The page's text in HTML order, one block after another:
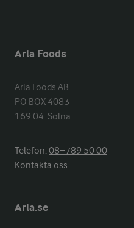
Arla Foods
Arla Foods AB
PO BOX 4083
169 04  Solna
Telefon:08−789 50 00
Kontakta oss
Arla.se